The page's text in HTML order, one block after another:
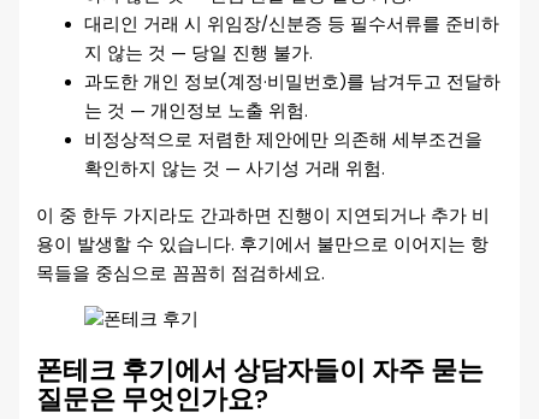
대리인 거래 시 위임장/신분증 등 필수서류를 준비하
지 않는 것 — 당일 진행 불가.
과도한 개인 정보(계정·비밀번호)를 남겨두고 전달하
는 것 — 개인정보 노출 위험.
비정상적으로 저렴한 제안에만 의존해 세부조건을
확인하지 않는 것 — 사기성 거래 위험.
이 중 한두 가지라도 간과하면 진행이 지연되거나 추가 비
용이 발생할 수 있습니다. 후기에서 불만으로 이어지는 항
목들을 중심으로 꼼꼼히 점검하세요.
폰테크 후기에서 상담자들이 자주 묻는
질문은 무엇인가요?